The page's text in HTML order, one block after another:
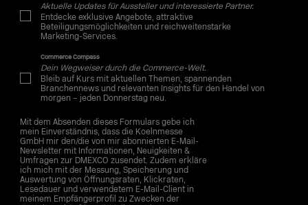
Aktuelle Updates für Aussteller und interessierte Partner.
Entdecke exklusive Angebote, attraktive
Beteiligungsmöglichkeiten und reichweitenstarke
Marketing-Services.
Commerce Compass
Dein Wegweiser durch die Commerce-Welt.
Bleib auf Kurs mit aktuellen Themen, spannenden
Branchennews und relevanten Insights für den Handel von
morgen – jeden Donnerstag neu.
Mit dem Absenden dieses Formulars gebe ich
mein Einverständnis, dass die Koelnmesse
GmbH mir den/die von mir abonnierten E-Mail-
Newsletter mit Informationen, Neuigkeiten &
Umfragen zur DMEXCO zusendet. Zudem erkläre
ich mich mit der Messung, Speicherung und
Auswertung von Öffnungsraten, Klickraten,
Lesedauer und verwendetem E-Mail-Client in
meinem Empfängerprofil zu Zwecken der